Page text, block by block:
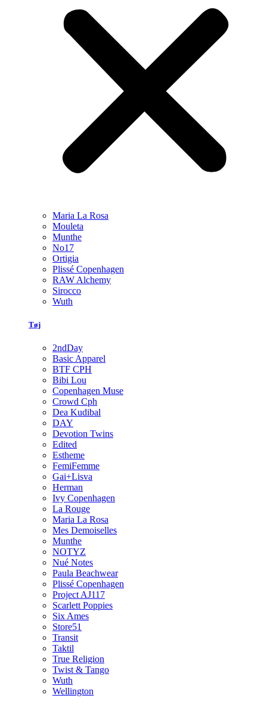
Maria La Rosa
Mouleta
Munthe
No17
Ortigia
Plissé Copenhagen
RAW Alchemy
Sirocco
Wuth
Tøj
2ndDay
Basic Apparel
BTF CPH
Bibi Lou
Copenhagen Muse
Crowd Cph
Dea Kudibal
DAY
Devotion Twins
Edited
Estheme
FemiFemme
Gai+Lisva
Herman
Ivy Copenhagen
La Rouge
Maria La Rosa
Mes Demoiselles
Munthe
NOTYZ
Nué Notes
Paula Beachwear
Plissé Copenhagen
Project AJ117
Scarlett Poppies
Six Ames
Store51
Transit
Taktil
True Religion
Twist & Tango
Wuth
Wellington